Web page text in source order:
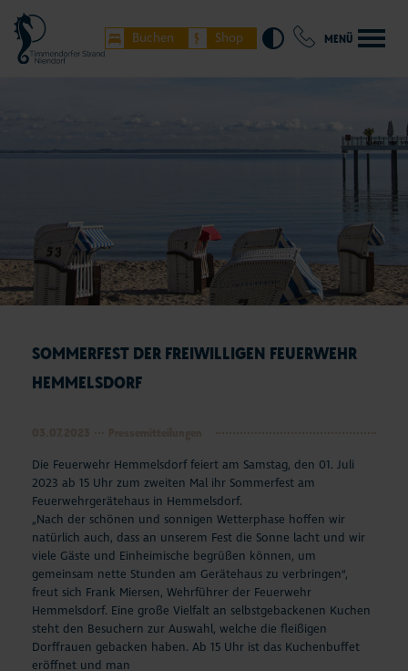
Buchen Shop MENÜ
SOMMERFEST DER FREIWILLIGEN FEUERWEHR
HEMMELSDORF
Die Feuerwehr Hemmelsdorf feiert am Samstag, den 01. Juli
2023 ab 15 Uhr zum zweiten Mal ihr Sommerfest am
Feuerwehrgerätehaus in Hemmelsdorf.
„Nach der schönen und sonnigen Wetterphase hoffen wir
natürlich auch, dass an unserem Fest die Sonne lacht und wir
viele Gäste und Einheimische begrüßen können, um
gemeinsam nette Stunden am Gerätehaus zu verbringen“,
freut sich Frank Miersen, Wehrführer der Feuerwehr
Hemmelsdorf. Eine große Vielfalt an selbstgebackenen Kuchen
steht den Besuchern zur Auswahl, welche die fleißigen
Dorffrauen gebacken haben. Ab 15 Uhr ist das Kuchenbuffet
eröffnet und man